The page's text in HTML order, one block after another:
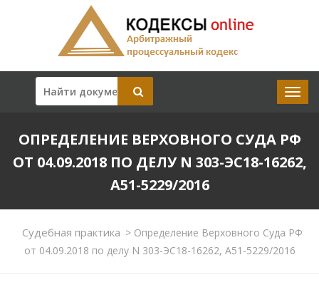
ОПРЕДЕЛЕНИЕ ВЕРХОВНОГО СУДА РФ
ОТ 04.09.2018 ПО ДЕЛУ N 303-ЭС18-16262,
А51-5229/2016
Судебная практика >Определение Верховного Суда РФ
от 04.09.2018 по делу N 303-ЭС18-16262, А51-5229/2016